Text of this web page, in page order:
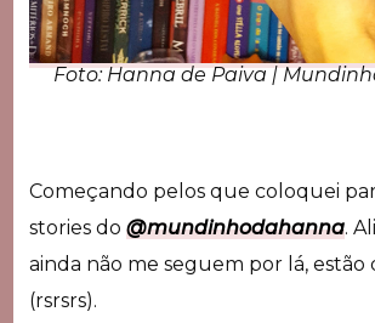
Foto: Hanna de Paiva |
Começando pelos que coloquei
stories do @mundinhodahanna.
ainda não me seguem por lá, estão
(rsrsrs).